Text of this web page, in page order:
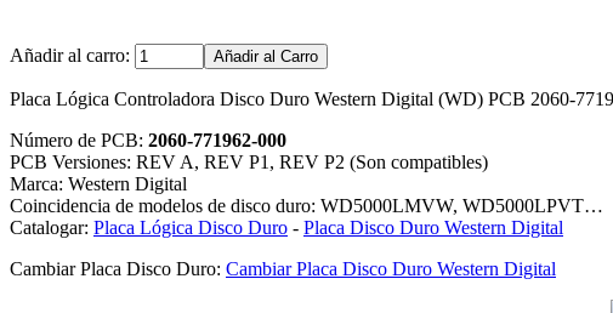
Añadir al carro:
Placa Lógica Controladora Disco Duro Western Digital (WD) PCB 2060-
Número de PCB: 2060-771962-000
PCB Versiones: REV A, REV P1, REV P2 (Son compatibles)
Marca: Western Digital
Coincidencia de modelos de disco duro: WD5000LMVW, WD5000LPVT…
Catalogar: Placa Lógica Disco Duro - Placa Disco Duro Western Digital
Cambiar Placa Disco Duro: Cambiar Placa Disco Duro Western Digital